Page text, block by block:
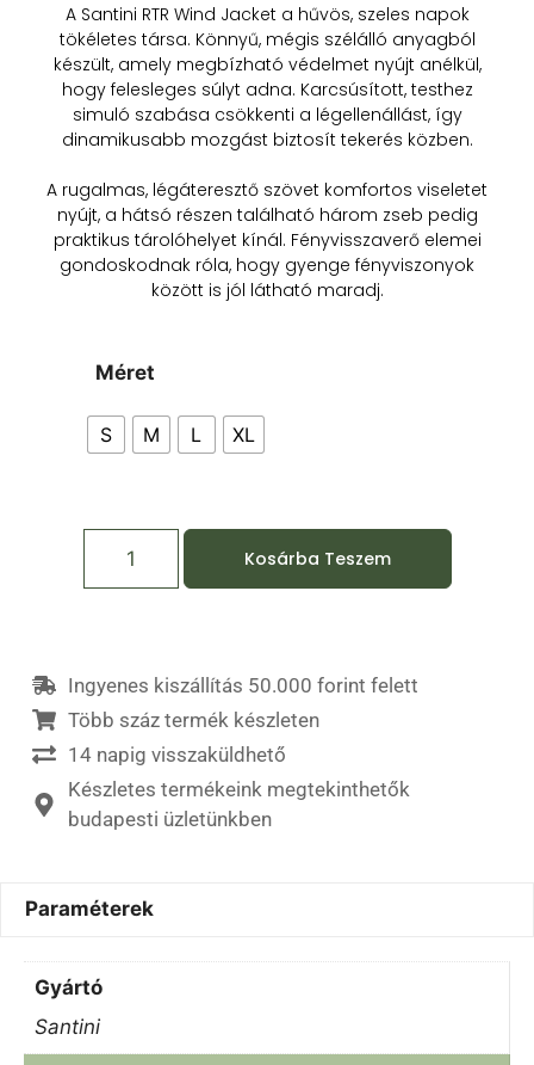
A Santini RTR Wind Jacket a hűvös, szeles napok
tökéletes társa. Könnyű, mégis szélálló anyagból
készült, amely megbízható védelmet nyújt anélkül,
hogy felesleges súlyt adna. Karcsúsított, testhez
simuló szabása csökkenti a légellenállást, így
dinamikusabb mozgást biztosít tekerés közben.
A rugalmas, légáteresztő szövet komfortos viseletet
nyújt, a hátsó részen található három zseb pedig
praktikus tárolóhelyet kínál. Fényvisszaverő elemei
gondoskodnak róla, hogy gyenge fényviszonyok
között is jól látható maradj.
Méret
S M L XL
Kosárba Teszem
Ingyenes kiszállítás 50.000 forint felett
Több száz termék készleten
14 napig visszaküldhető
Készletes termékeink megtekinthetők
budapesti üzletünkben
Paraméterek
Gyártó
Santini